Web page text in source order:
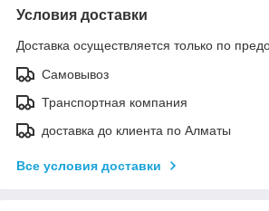
Условия доставки
Доставка осуществляется только по
Самовывоз
Транспортная компания
доставка до клиента по Алматы
Все условия доставки